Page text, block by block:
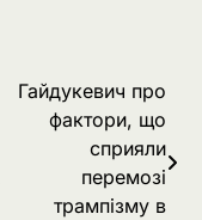
Гайдукевич про
фактори, що
сприяли
перемозі
трампізму в